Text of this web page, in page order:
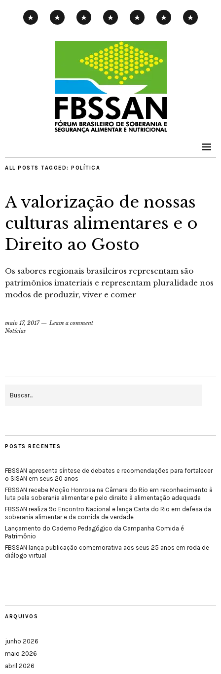
ALL POSTS TAGGED: POLÍTICA
A valorização de nossas
culturas alimentares e o
Direito ao Gosto
Os sabores regionais brasileiros representam são
patrimônios imateriais e representam pluralidade nos
modos de produzir, viver e comer
maio 17, 2017
Leave a comment
Notícias
POSTS RECENTES
FBSSAN apresenta síntese de debates e recomendações para fortalecer
o SISAN em seus 20 anos
FBSSAN recebe Moção Honrosa na Câmara do Rio em reconhecimento à
luta pela soberania alimentar e pelo direito à alimentação adequada
FBSSAN realiza 9º Encontro Nacional e lança Carta do Rio em defesa da
soberania alimentar e da comida de verdade
Lançamento do Caderno Pedagógico da Campanha Comida é
Patrimônio
FBSSAN lança publicação comemorativa aos seus 25 anos em roda de
diálogo virtual
ARQUIVOS
junho 2026
maio 2026
abril 2026